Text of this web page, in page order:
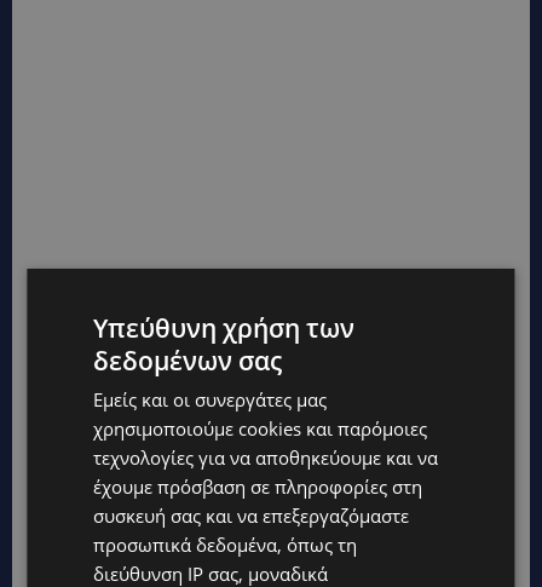
Υπεύθυνη χρήση των
δεδομένων σας
Εμείς και οι συνεργάτες μας
χρησιμοποιούμε cookies και παρόμοιες
τεχνολογίες για να αποθηκεύουμε και να
έχουμε πρόσβαση σε πληροφορίες στη
συσκευή σας και να επεξεργαζόμαστε
προσωπικά δεδομένα, όπως τη
διεύθυνση IP σας, μοναδικά